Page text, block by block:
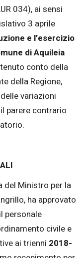
034), ai sensi
3 aprile
e l’esercizio
di Aquileia
conto della
della Regione,
variazioni
parere contrario
del Ministro per la
ha approvato
personale
civile e
ai trienni 2018-